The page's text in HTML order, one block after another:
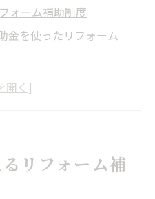
ォーム補助制度
金を使ったリフォーム
＆Kホーミーズが案内す
ォームの申請ポイント
リフォーム補